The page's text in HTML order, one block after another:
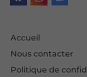
Accueil
Nous contacter
Politique de